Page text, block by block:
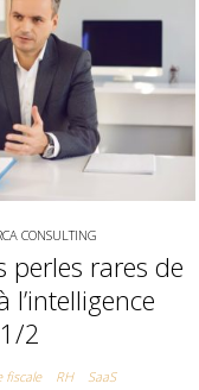
CONSULTING
perles rares de
2
fiscale RH SaaS